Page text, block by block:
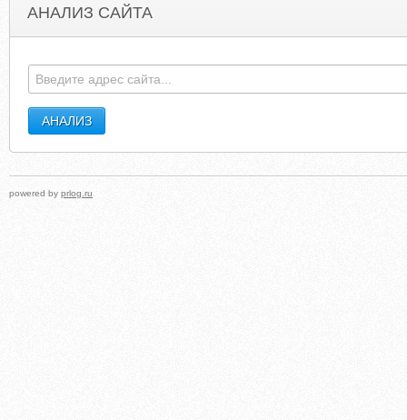
АНАЛИЗ САЙТА
powered by prlog.ru